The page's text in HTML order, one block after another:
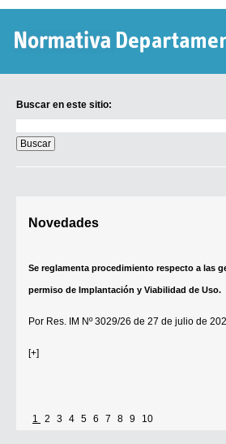
Buscar en este sitio:
en
este
sitio:
Novedades
Se reglamenta procedimiento respecto a las
permiso de Implantación y Viabilidad de Uso.
Por Res. IM Nº 3029/26 de 27 de julio de
[+]
1 2 3 4 5 6 7 8 9 10